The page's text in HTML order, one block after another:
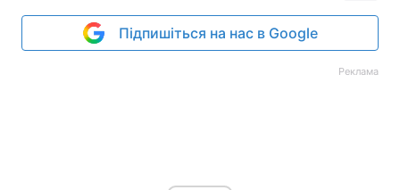
Підпишіться на нас в Google
Реклама